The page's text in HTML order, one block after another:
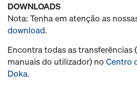
DOWNLOADS
Nota: Tenha em atenção as
download.
Encontra todas as transferências
manuais do utilizador) no Centro
Doka.